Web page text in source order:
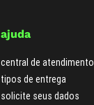
ajuda
central de atendimento
tipos de entrega
solicite seus dados